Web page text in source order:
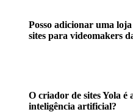
Posso adicionar uma
sites para videomakers
O criador de sites Yola é
inteligência artificial?